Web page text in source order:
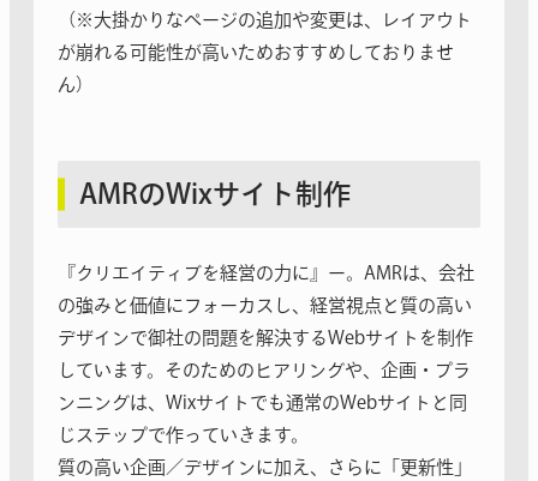
（※大掛かりなページの追加や変更は、レイアウト
が崩れる可能性が高いためおすすめしておりませ
ん）
AMRのWixサイト制作
『クリエイティブを経営の力に』ー。AMRは、会社
の強みと価値にフォーカスし、経営視点と質の高い
デザインで御社の問題を解決するWebサイトを制作
しています。そのためのヒアリングや、企画・プラ
ンニングは、Wixサイトでも通常のWebサイトと同
じステップで作っていきます。
質の高い企画／デザインに加え、さらに「更新性」